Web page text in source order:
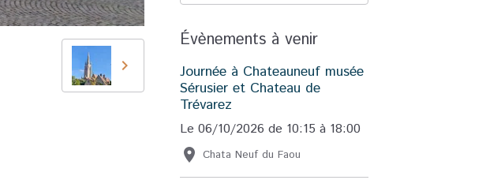
Évènements à venir
Journée à Chateauneuf musée
Sérusier et Chateau de
Trévarez
Le 06/10/2026 de 10:15 à 18:00
Chata Neuf du Faou